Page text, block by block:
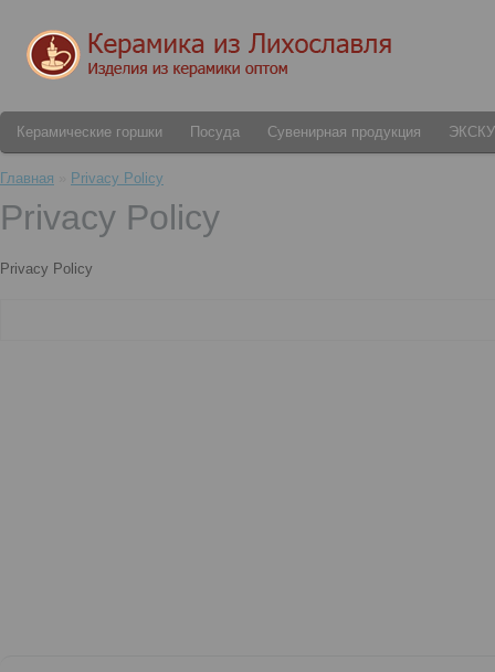
Керамические горшки Посуда Сувенирная продукция
Главная Privacy Policy
Privacy Policy
Privacy Policy